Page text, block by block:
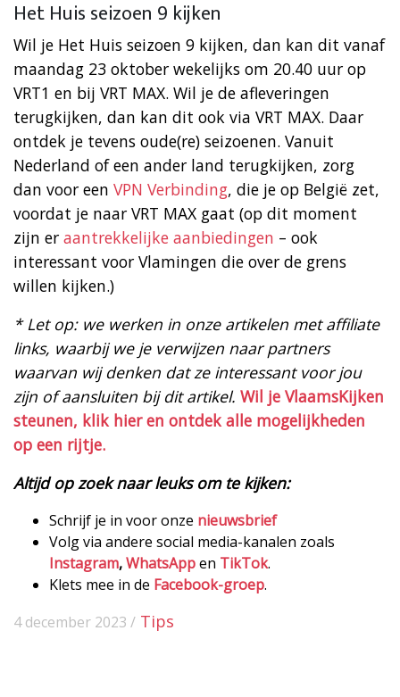
Het Huis seizoen 9 kijken
Wil je Het Huis seizoen 9 kijken, dan kan dit vanaf
maandag 23 oktober wekelijks om 20.40 uur op
VRT1 en bij VRT MAX. Wil je de afleveringen
terugkijken, dan kan dit ook via VRT MAX. Daar
ontdek je tevens oude(re) seizoenen. Vanuit
Nederland of een ander land terugkijken, zorg
dan voor een VPN Verbinding, die je op België zet,
voordat je naar VRT MAX gaat (op dit moment
zijn er aantrekkelijke aanbiedingen – ook
interessant voor Vlamingen die over de grens
willen kijken.)
* Let op: we werken in onze artikelen met affiliate
links, waarbij we je verwijzen naar partners
waarvan wij denken dat ze interessant voor jou
zijn of aansluiten bij dit artikel. Wil je VlaamsKijken
steunen, klik hier en ontdek alle mogelijkheden
op een rijtje.
Altijd op zoek naar leuks om te kijken:
Schrijf je in voor onze nieuwsbrief
Volg via andere social media-kanalen zoals
Instagram,WhatsAppen TikTok.
Klets mee in de Facebook-groep.
4 december 2023 / Tips